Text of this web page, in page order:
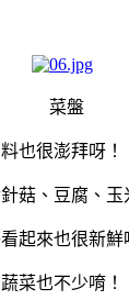
菜盤
料也很澎拜呀！
菇、豆腐、玉
起來也很新鮮
蔬菜也不少唷！